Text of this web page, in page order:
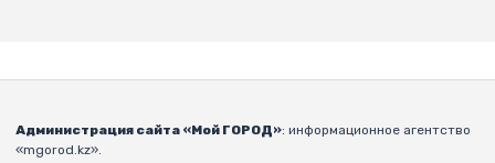
Администрация сайта «Мой ГОРОД»: информационное агентство
«mgorod.kz».